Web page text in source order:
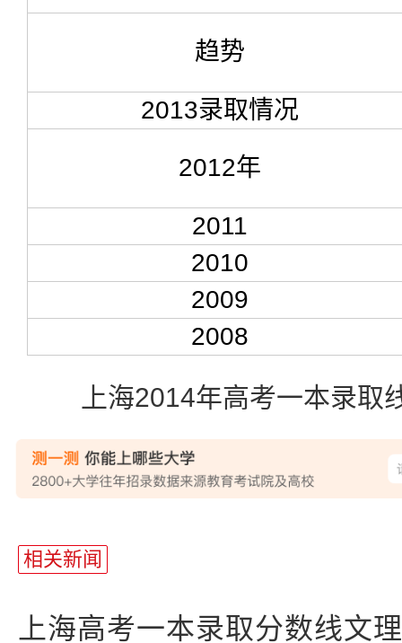
趋势
2013录取情况
2012年
2011
2010
2009
2008
上海2014年高考一本录取
相关新闻
上海高考一本录取分数线文